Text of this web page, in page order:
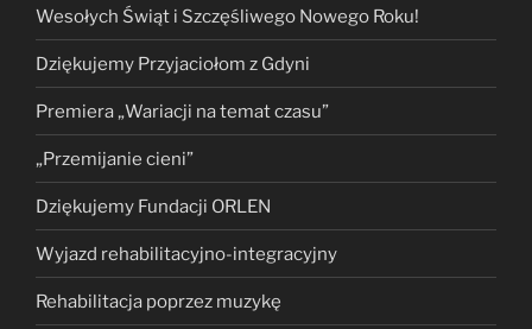
Wesołych Świąt i Szczęśliwego Nowego Roku!
Dziękujemy Przyjaciołom z Gdyni
Premiera „Wariacji na temat czasu”
„Przemijanie cieni”
Dziękujemy Fundacji ORLEN
Wyjazd rehabilitacyjno-integracyjny
Rehabilitacja poprzez muzykę